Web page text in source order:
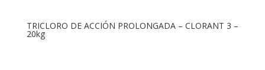
TRICLORO DE ACCIÓN PROLONGADA – CLORANT 3 –
20kg